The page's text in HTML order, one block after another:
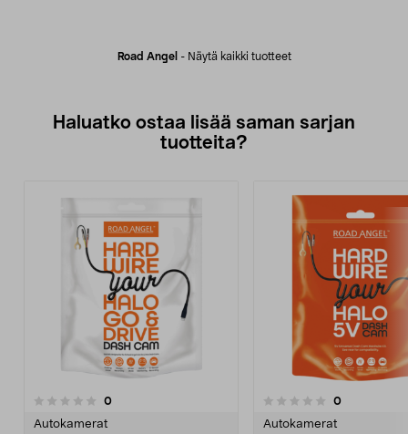
Road Angel - Näytä kaikki tuotteet
Haluatko ostaa lisää saman sarjan
tuotteita?
0arvostelut
Autokamerat
0.0 viidestä
0arvostelut
Autokamerat
1.5viidestä